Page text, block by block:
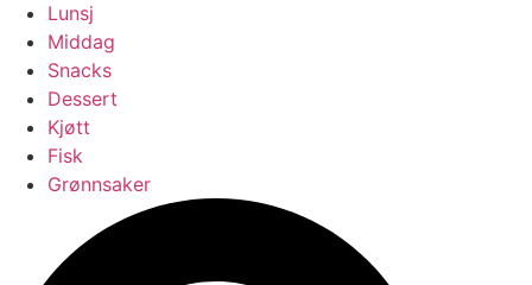
Lunsj
Middag
Snacks
Dessert
Kjøtt
Fisk
Grønnsaker